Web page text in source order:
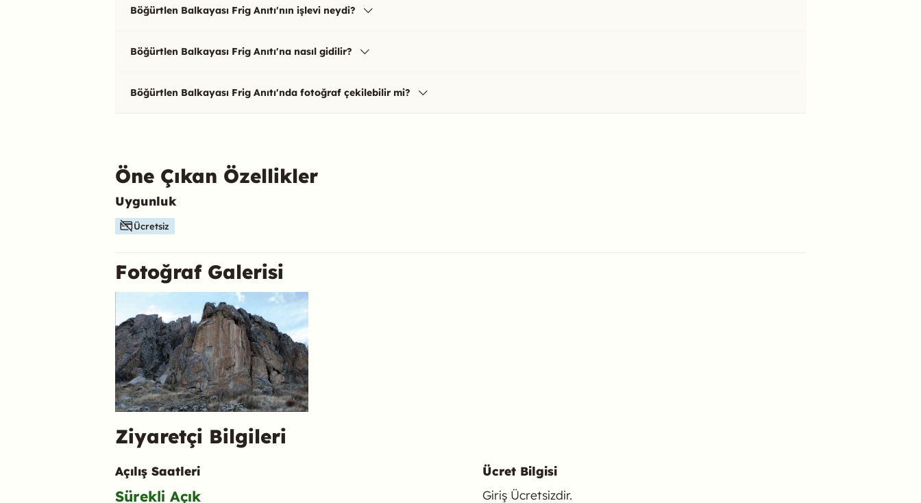
Böğürtlen Balkayası Frig Anıtı'nın işlevi neydi?
Böğürtlen Balkayası Frig Anıtı'na nasıl gidilir?
Böğürtlen Balkayası Frig Anıtı'nda fotoğraf çekilebilir mi?
Öne Çıkan Özellikler
Bu mekanın öne çıkan özelliklerini aşağıda bulabilirsiniz.
Uygunluk
Ücretsiz
Fotoğraf Galerisi
Ziyaretçi Bilgileri
Açılış Saatleri
Sürekli Açık
Ücret Bilgisi
Giriş Ücretsizdir.